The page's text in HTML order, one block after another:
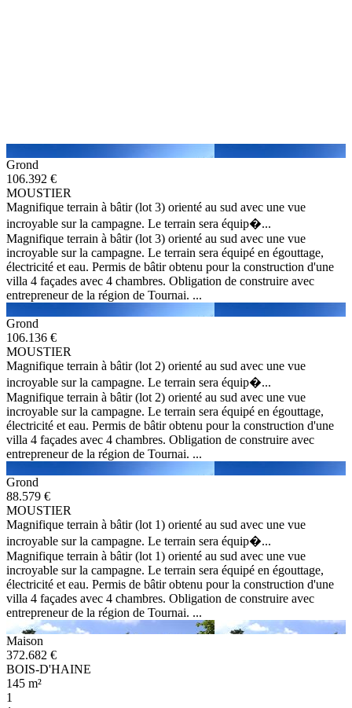
Grond
106.392 €
MOUSTIER
Magnifique terrain à bâtir (lot 3) orienté au sud avec une vue
incroyable sur la campagne. Le terrain sera équip�...
Magnifique terrain à bâtir (lot 3) orienté au sud avec une vue
incroyable sur la campagne. Le terrain sera équipé en égouttage,
électricité et eau. Permis de bâtir obtenu pour la construction d'une
villa 4 façades avec 4 chambres. Obligation de construire avec
entrepreneur de la région de Tournai. ...
Grond
106.136 €
MOUSTIER
Magnifique terrain à bâtir (lot 2) orienté au sud avec une vue
incroyable sur la campagne. Le terrain sera équip�...
Magnifique terrain à bâtir (lot 2) orienté au sud avec une vue
incroyable sur la campagne. Le terrain sera équipé en égouttage,
électricité et eau. Permis de bâtir obtenu pour la construction d'une
villa 4 façades avec 4 chambres. Obligation de construire avec
entrepreneur de la région de Tournai. ...
Grond
88.579 €
MOUSTIER
Magnifique terrain à bâtir (lot 1) orienté au sud avec une vue
incroyable sur la campagne. Le terrain sera équip�...
Magnifique terrain à bâtir (lot 1) orienté au sud avec une vue
incroyable sur la campagne. Le terrain sera équipé en égouttage,
électricité et eau. Permis de bâtir obtenu pour la construction d'une
villa 4 façades avec 4 chambres. Obligation de construire avec
entrepreneur de la région de Tournai. ...
Maison
372.682 €
BOIS-D'HAINE
145 m²
1